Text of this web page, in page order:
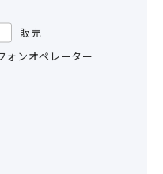
販売
ォンオペレーター